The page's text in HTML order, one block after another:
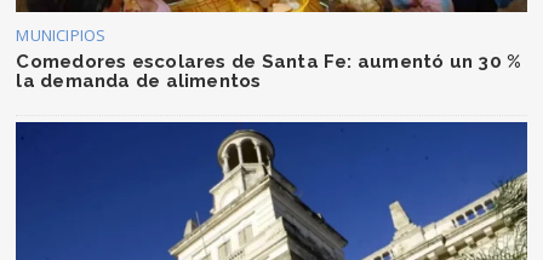
MUNICIPIOS
Comedores escolares de Santa Fe: aumentó un 30 %
la demanda de alimentos